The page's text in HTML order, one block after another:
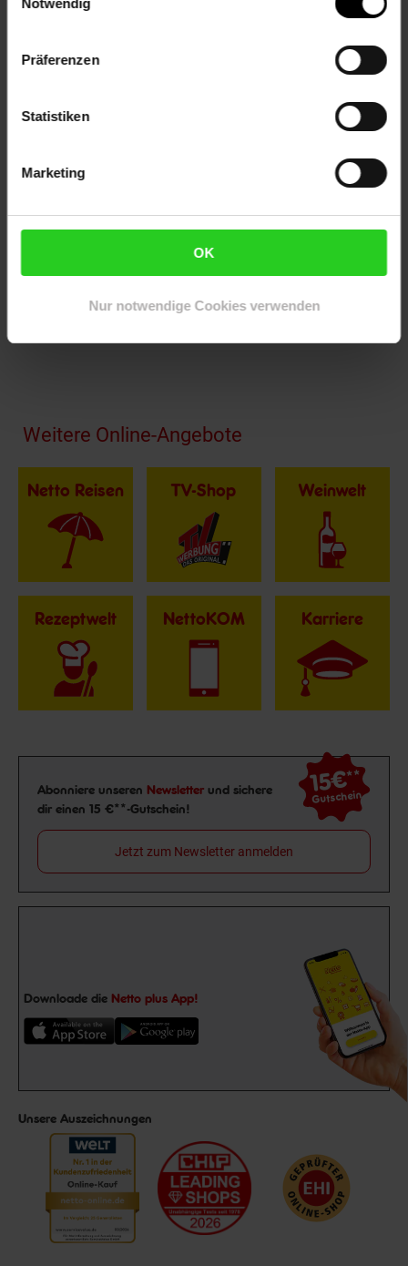
Präferenzen
Statistiken
Marketing
OK
Nur notwendige Cookies verwenden
• 1x Kommode
Artikel gehört zur Kategorie:
Sideboards & Kommoden
Fußzeile
Weitere Online-Angebote
Netto Reisen TV-Shop Weinwelt
Rezeptwelt NettoKOM Karriere
Newsletter Anmeldung
Abonniere unseren Newsletter und sichere
dir einen 15 €**-Gutschein!
15€**
Gutschein
Jetzt zum Newsletter anmelden
Downloade die Netto plus App!
Unsere Auszeichnungen